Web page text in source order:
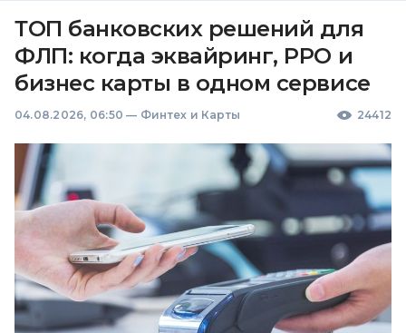
ТОП банковских решений для
ФЛП: когда эквайринг, РРО и
бизнес карты в одном сервисе
04.08.2026, 06:50 — Финтех и Карты 24412